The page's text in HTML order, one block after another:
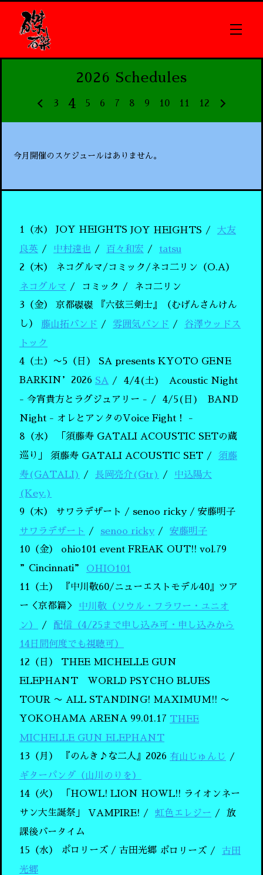
2026 Schedules
3 4 5 6 7 8 9 10 11 12
今月開催のスケジュールはありません。
1（水） JOY HEIGHTS JOY HEIGHTS
大友
良英
中村達也 百々和宏
tatsu
2（木）
ネコグルマ/コミック/ネコ二リン（O.A）
ネコグルマ コミック
ネコ二リン
3（金）
京都磔磔 『六弦三剣士』（むげんさんけん
し）
藤山拓バンド 雰囲気バンド
谷澤ウッドス
トック
4（土）〜5（日）
SA presents KYOTO GENE
BARKIN’2026 SA
4/4(土) Acoustic Night
- 今宵貴方とラグジュアリー -
4/5(日) BAND
Night - オレとアンタのVoice Fight！ -
8（水）
「須藤寿 GATALI ACOUSTIC SETの蔵
巡り」
須藤寿 GATALI ACOUSTIC SET
須藤
寿(GATALI)
長岡亮介(Gtr)
中込陽大
(Key.)
9（木）
サワラデザート / senoo ricky / 安藤明子
サワラデザート senoo ricky
安藤明子
10（金）
ohio101 event FREAK OUT!! vol.79
”Cincinnati”
OHIO101
11（土）
『中川敬60/ニューエストモデル40』ツア
ー＜京都篇＞
中川敬（ソウル・フラワー・ユニオ
ン）
配信（4/25まで申し込み可・申し込みから
14日間何度でも視聴可）
12（日）
THEE MICHELLE GUN
ELEPHANT WORLD PSYCHO BLUES
TOUR 〜 ALL STANDING! MAXIMUM!! 〜
YOKOHAMA ARENA 99.01.17 THEE
MICHELLE GUN ELEPHANT
13（月）
『のんき♪な二人』2026 有山じゅんじ
ギターパンダ（山川のりを）
14（火）
「HOWL! LION HOWL!! ライオンネー
サン大生誕祭」
VAMPIRE! 虹色エレジー
放
課後バータイム
15（水）
ポロリーズ / 古田光郷 ポロリーズ
古田
光郷